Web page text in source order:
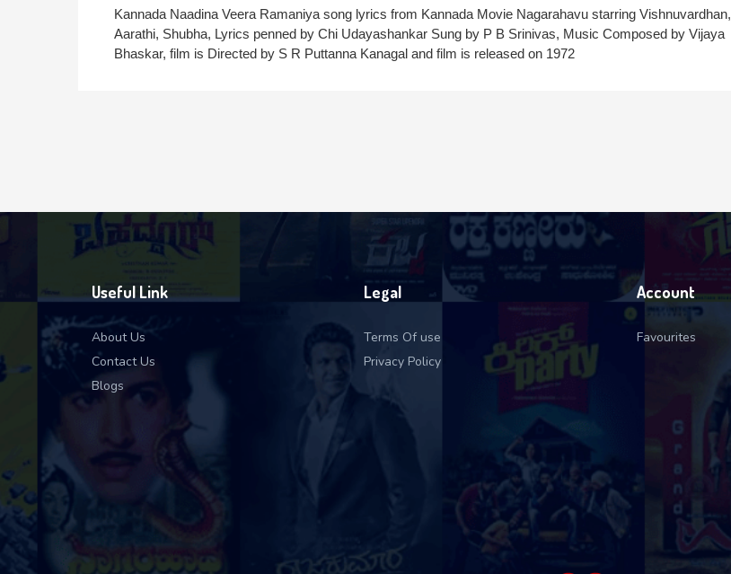
Kannada Naadina Veera Ramaniya song lyrics from Kannada Movie Nagarahavu starring Vishnuvardhan,
Aarathi, Shubha, Lyrics penned by Chi Udayashankar Sung by P B Srinivas, Music Composed by Vijaya
Bhaskar, film is Directed by S R Puttanna Kanagal and film is released on 1972
Useful Link
About Us
Contact Us
Blogs
Legal
Terms Of use
Privacy Policy
Account
Favourites